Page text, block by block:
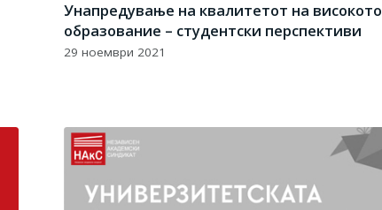
Унапредување на квалитетот на високото
образование – студентски перспективи
29 ноември 2021